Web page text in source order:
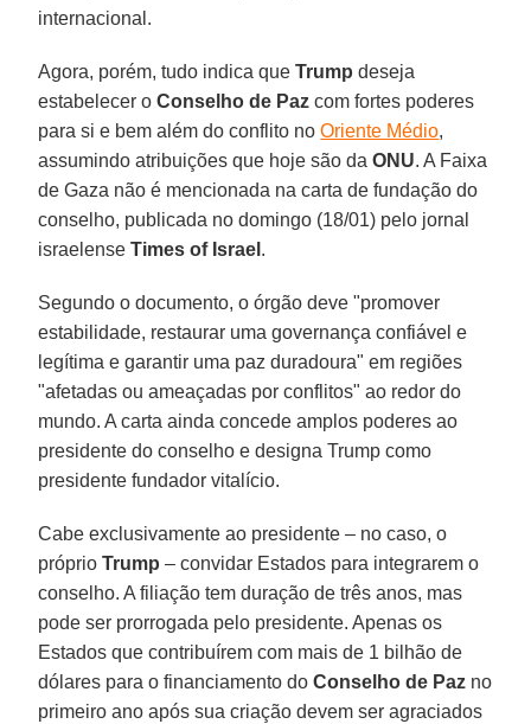
internacional.
Agora, porém, tudo indica queTrump deseja
estabelecer o Conselho de Paz com fortes poderes
para si e bem além do conflito noOriente Médio,
assumindo atribuições que hoje são daONU. A Faixa
de Gaza não é mencionada na carta de fundação do
conselho, publicada no domingo (18/01) pelo jornal
israelenseTimes of Israel .
Segundo o documento, o órgão deve "promover
estabilidade, restaurar uma governança confiável e
legítima e garantir uma paz duradoura" em regiões
"afetadas ou ameaçadas por conflitos" ao redor do
mundo. A carta ainda concede amplos poderes ao
presidente do conselho e designa Trump como
presidente fundador vitalício.
Cabe exclusivamente ao presidente – no caso, o
próprioTrump – convidar Estados para integrarem o
conselho. A filiação tem duração de três anos, mas
pode ser prorrogada pelo presidente. Apenas os
Estados que contribuírem com mais de 1 bilhão de
dólares para o financiamento doConselho de Paz no
primeiro ano após sua criação devem ser agraciados